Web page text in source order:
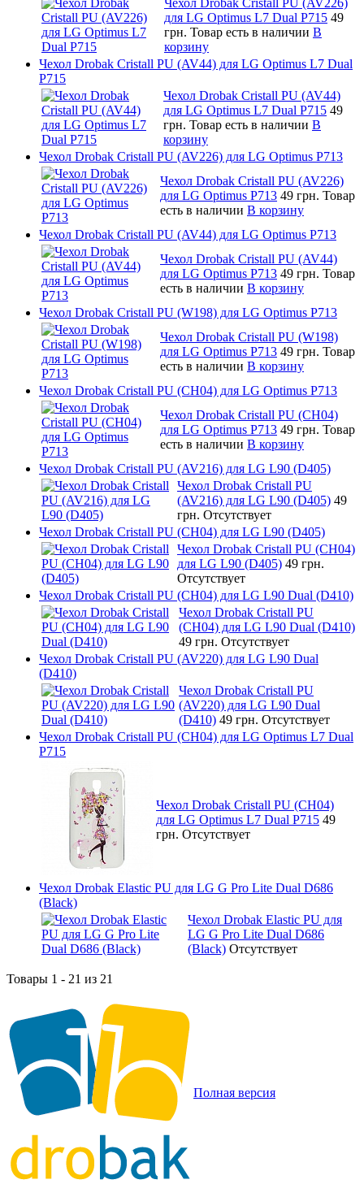
для LG Optimus L7 Dual P715 49
грн. Товар есть в наличии В
корзину
Чехол Drobak Cristall PU (AV44) для LG Optimus L7 Dual
P715
Чехол Drobak Cristall PU (AV44)
для LG Optimus L7 Dual P715 49
грн. Товар есть в наличии В
корзину
Чехол Drobak Cristall PU (AV226) для LG Optimus P713
Чехол Drobak Cristall PU (AV226)
для LG Optimus P713 49 грн. Товар
есть в наличии В корзину
Чехол Drobak Cristall PU (AV44) для LG Optimus P713
Чехол Drobak Cristall PU (AV44)
для LG Optimus P713 49 грн. Товар
есть в наличии В корзину
Чехол Drobak Cristall PU (W198) для LG Optimus P713
Чехол Drobak Cristall PU (W198)
для LG Optimus P713 49 грн. Товар
есть в наличии В корзину
Чехол Drobak Cristall PU (CH04) для LG Optimus P713
Чехол Drobak Cristall PU (CH04)
для LG Optimus P713 49 грн. Товар
есть в наличии В корзину
Чехол Drobak Cristall PU (AV216) для LG L90 (D405)
Чехол Drobak Cristall PU
(AV216) для LG L90 (D405) 49
грн. Отсутствует
Чехол Drobak Cristall PU (CH04) для LG L90 (D405)
Чехол Drobak Cristall PU (CH04)
для LG L90 (D405) 49 грн.
Отсутствует
Чехол Drobak Cristall PU (CH04) для LG L90 Dual (D410)
Чехол Drobak Cristall PU
(CH04) для LG L90 Dual (D410)
49 грн. Отсутствует
Чехол Drobak Cristall PU (AV220) для LG L90 Dual
(D410)
Чехол Drobak Cristall PU
(AV220) для LG L90 Dual
(D410) 49 грн. Отсутствует
Чехол Drobak Cristall PU (CH04) для LG Optimus L7 Dual
P715
Чехол Drobak Cristall PU (CH04)
для LG Optimus L7 Dual P715 49
грн. Отсутствует
Чехол Drobak Elastic PU для LG G Pro Lite Dual D686
(Black)
Чехол Drobak Elastic PU для
LG G Pro Lite Dual D686
(Black) Отсутствует
Товары 1 - 21 из 21
Полная версия